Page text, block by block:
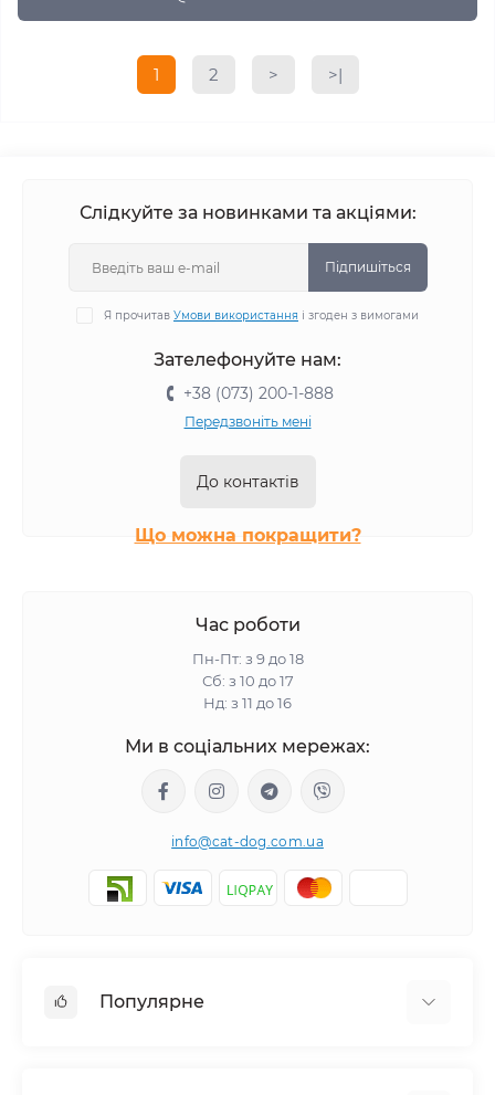
1 2 > >|
Слідкуйте за новинками та акціями:
Підпишіться
Я прочитав Умови використання і згоден з вимогами
Зателефонуйте нам:
+38 (073) 200-1-888
Передзвоніть мені
До контактів
Що можна покращити?
Час роботи
Пн-Пт: з 9 до 18
Сб: з 10 до 17
Нд: з 11 до 16
Ми в соціальних мережах:
info@cat-dog.com.ua
Популярне